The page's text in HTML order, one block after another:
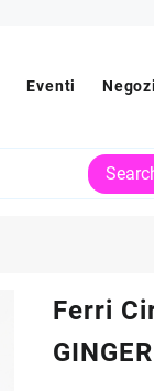
Eventi
Ferri